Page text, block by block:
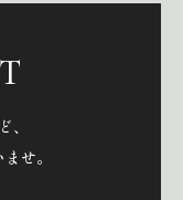
せ。